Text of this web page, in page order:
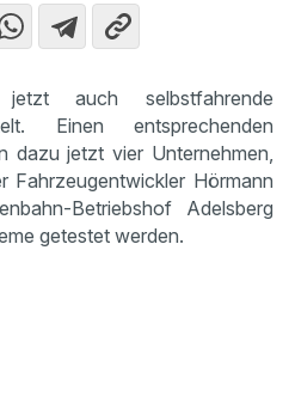
auch selbstfahrende
Einen entsprechenden
dazu jetzt vier Unternehmen,
Fahrzeugentwickler Hörmann
Betriebshof Adelsberg
getestet werden.